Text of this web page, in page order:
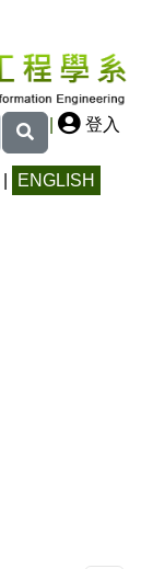
| 登入
ENGLISH